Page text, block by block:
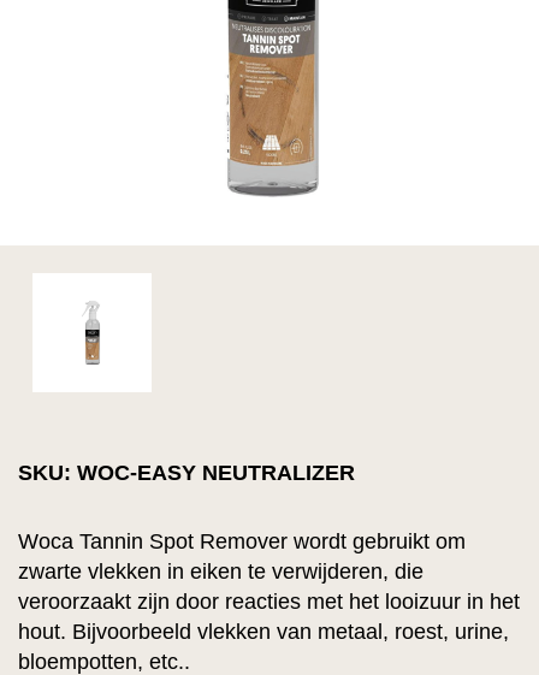
SKU: WOC-EASY NEUTRALIZER
Woca Tannin Spot Remover wordt gebruikt om
zwarte vlekken in eiken te verwijderen, die
veroorzaakt zijn door reacties met het looizuur in het
hout. Bijvoorbeeld vlekken van metaal, roest, urine,
bloempotten, etc..